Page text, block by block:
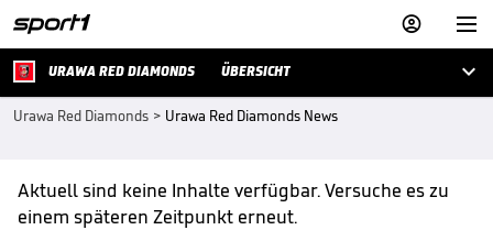


URAWA RED DIAMONDS ÜBERSICHT 
Urawa Red Diamonds > Urawa Red Diamonds News
Aktuell sind keine Inhalte verfügbar. Versuche es zu
einem späteren Zeitpunkt erneut.